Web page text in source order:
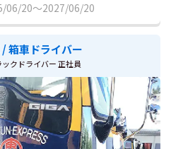
06/20～2027/06/20
箱車ドライバー
クドライバー 正社員